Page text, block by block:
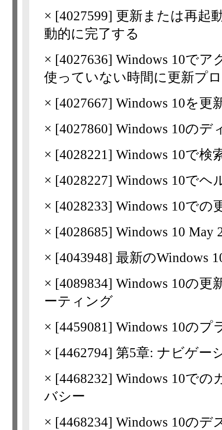
× [4027599] 更新または再起
動的に完了する
× [4027636] Windows 10でア
使っていない時間に更新プ
× [4027667] Windows 10を更
× [4027860] Windows 10のデ
× [4028221] Windows 10で検
× [4028227] Windows 10でヘ
× [4028233] Windows 10での
× [4028685] Windows 10 May
× [4043948] 最新のWindows
× [4089834] Windows 10の更
ーティング
× [4459081] Windows 10のプ
× [4462794] 第5章: ナビゲー
× [4468232] Windows 10で
バシー
× [4468234] Windows 10の